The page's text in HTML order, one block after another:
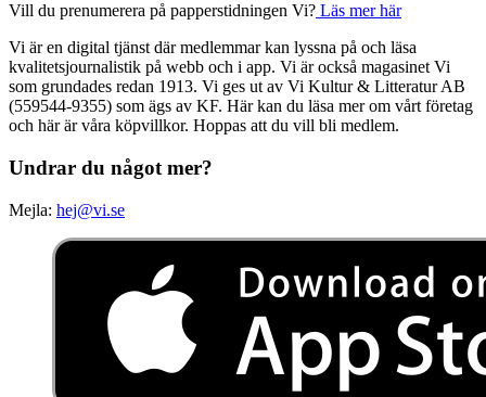
Vill du prenumerera på papperstidningen Vi? Läs mer här
Vi är en digital tjänst där medlemmar kan lyssna på och läsa
kvalitetsjournalistik på webb och i app. Vi är också magasinet Vi
som grundades redan 1913. Vi ges ut av Vi Kultur & Litteratur AB
(559544-9355) som ägs av KF. Här kan du läsa mer om vårt företag
och här är våra köpvillkor. Hoppas att du vill bli medlem.
Undrar du något mer?
Mejla: hej@vi.se